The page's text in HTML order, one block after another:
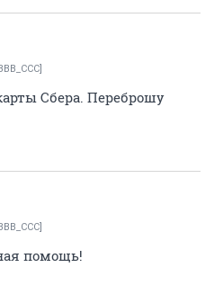
Сбера. Переброшу
помощь!